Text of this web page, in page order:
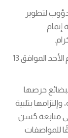
لتطوير
يبدأ العمل فعليًا بالمركز الجديد اعتبارًا من يوم الأحد الموافق 13
حرصها
بتلبية
متابعة حُسن
للمواصفات